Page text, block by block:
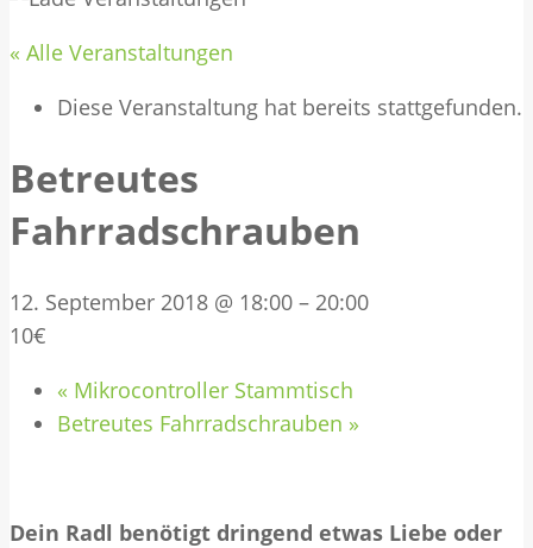
« Alle Veranstaltungen
Diese Veranstaltung hat bereits stattgefunden.
Betreutes
Fahrradschrauben
12. September 2018 @ 18:00 – 20:00
10€
« Mikrocontroller Stammtisch
Betreutes Fahrradschrauben »
Dein Radl benötigt dringend etwas Liebe oder